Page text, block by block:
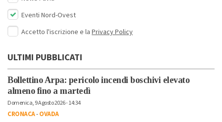
Eventi Nord-Ovest
Accetto l'iscrizione e la Privacy Policy
ULTIMI PUBBLICATI
Bollettino Arpa: pericolo incendi boschivi elevato
almeno fino a martedì
Domenica, 9 Agosto 2026 - 14:34
CRONACA-OVADA